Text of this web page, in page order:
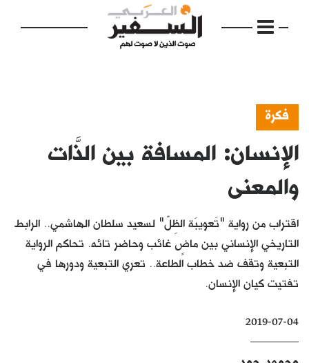
الرئيسية
مواضيع
فكرة
دفاتر
كتّابنا
الأرشيف
فكرة
الإنسان: المسافة بين الذَّات
والمعنى
اقتراب من رواية "تَعويبَة الظِلّ" لسعيد سلطان الهاشمي.. الرابط
التاريخي الإنساني بين ماضٍ غائب وحاضر تائه. تحاكم الرواية
التبعية وتقف ضد خطاب الطاعة.. تعري التبعية ودورها في
تفتيت كيان الإنسان.
2019-07-04